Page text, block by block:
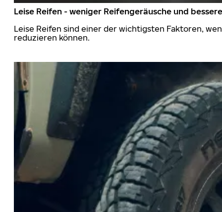
Leise Reifen - weniger Reifengeräusche und
Leise Reifen sind einer der wichtigsten Faktoren,
reduzieren können.